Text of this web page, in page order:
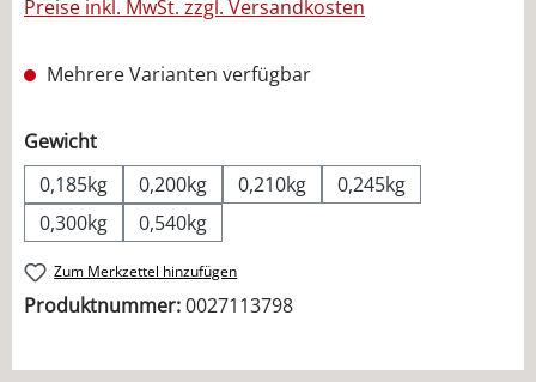
Preise inkl. MwSt. zzgl. Versandkosten
Mehrere Varianten verfügbar
Gewichtauswählen
0,185kg
0,200kg 0,210kg
0,245kg
0,300kg
0,540kg
Zum Merkzettel hinzufügen
Produktnummer:0027113798